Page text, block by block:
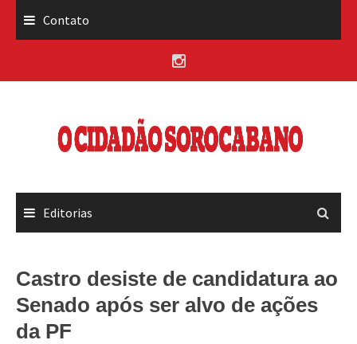
Contato
Editorias
Castro desiste de candidatura ao
Senado após ser alvo de ações
da PF